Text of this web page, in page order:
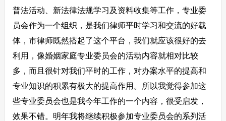
普法活动、新法律法规学习及资料收集等工作，专业委
员会作为一个组织，是我们律师平时学习和交流的好载
体，市律师既然搭起了这个平台，我们就应该很好的去
利用，像婚姻家庭专业委员会的活动内容就相对比较
多，而且很针对我们平时的工作，对办案水平的提高和
专业知识的积累有极大的提高作用。所以我觉得参加这
些专业委员会也是我今年工作的一个内容，很受启发，
效果不错。明年我将继续积极参加专业委员会的系列活